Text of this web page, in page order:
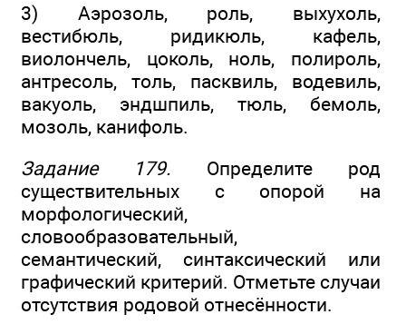
3) Аэрозоль, роль, выхухоль,
вестибюль, ридикюль, кафель,
виолончель, цоколь, ноль, полироль,
антресоль, толь, пасквиль, водевиль,
вакуоль, эндшпиль, тюль, бемоль,
мозоль, канифоль.
Задание 179. Определите род
существительных с опорой на
морфологический,
словообразовательный,
семантический, синтаксический или
графический критерий. Отметьте случаи
отсутствия родовой отнесённости.